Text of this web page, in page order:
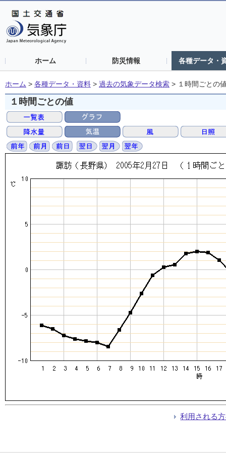
ホーム 防災情報 各種データ・
ホーム > 各種データ・資料 > 過去の気象データ検索 > １時間ごとの
１時間ごとの値
利用される